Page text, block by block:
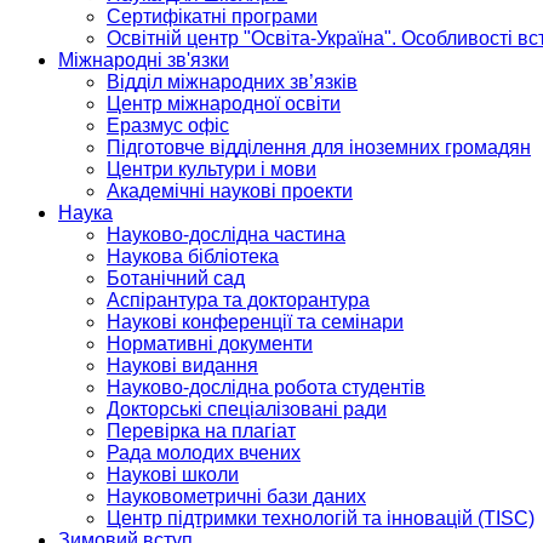
Сертифікатні програми
Освітній центр "Освіта-Україна". Особливості
Міжнародні зв'язки
Відділ міжнародних зв’язків
Центр міжнародної освіти
Еразмус офіс
Підготовче відділення для іноземних громадян
Центри культури і мови
Академічні наукові проекти
Наука
Науково-дослідна частина
Наукова бібліотека
Ботанічний сад
Аспірантура та докторантура
Наукові конференції та семінари
Нормативні документи
Наукові видання
Науково-дослідна робота студентів
Докторські спеціалізовані ради
Перевірка на плагіат
Рада молодих вчених
Наукові школи
Науковометричні бази даних
Центр підтримки технологій та інновацій (TISC)